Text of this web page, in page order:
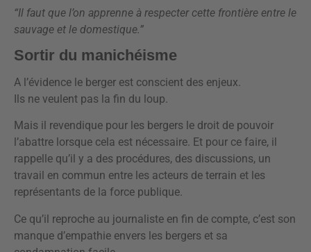
“Il faut que l’on apprenne à respecter cette frontière entre le
sauvage et le domestique.”
Sortir du manichéisme
A l’évidence le berger est conscient des enjeux.
Ils ne veulent pas la fin du loup.
Mais il revendique pour les bergers le droit de pouvoir
l’abattre lorsque cela est nécessaire. Et pour ce faire, il
rappelle qu’il y a des procédures, des discussions, un
travail en commun entre les acteurs de terrain et les
représentants de la force publique.
Ce qu’il reproche au journaliste en fin de compte, c’est son
manque d’empathie envers les bergers et sa